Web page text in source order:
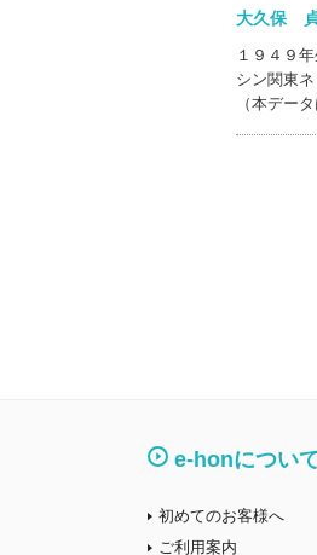
大久保
１９４９
シン関東
（本デー
e-honについ
初めてのお客様へ
ご利用案内